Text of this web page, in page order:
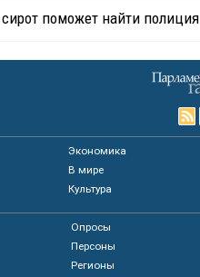
поможет найти полиция
Экономика
В мире
Культура
Опросы
Персоны
Регионы